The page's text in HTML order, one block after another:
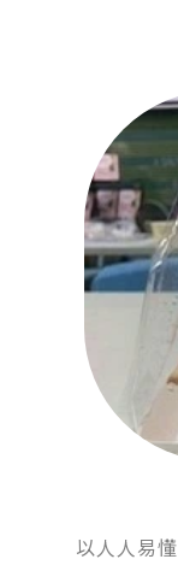
以人人易